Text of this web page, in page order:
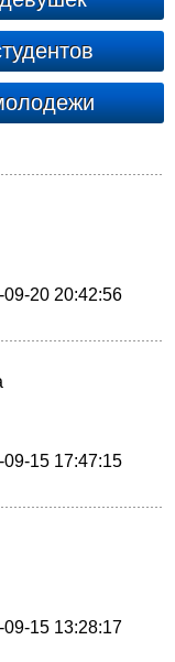
09-20 20:42:56
09-15 17:47:15
09-15 13:28:17